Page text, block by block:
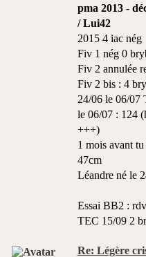
pma 2013 -
/ Lui42
2015 4 iac nég
Fiv 1 nég 0
Fiv 2 annulée
Fiv 2 bis : 4
24/06 le 06/07
le 06/07 : 124
+++)
1 mois avant
47cm
Léandre né le
Essai BB2 :
TEC 15/09 2
Re: Légère